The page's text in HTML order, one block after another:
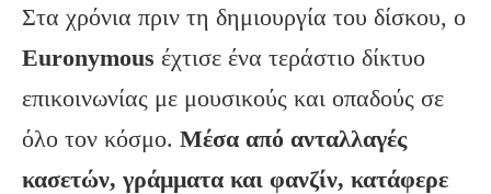
Στα χρόνια πριν τη δημιουργία του δίσκου, ο
Euronymous έχτισε ένα τεράστιο δίκτυο
επικοινωνίας με μουσικούς και οπαδούς σε
όλο τον κόσμο. Μέσα από ανταλλαγές
κασετών, γράμματα και φανζίν, κατάφερε